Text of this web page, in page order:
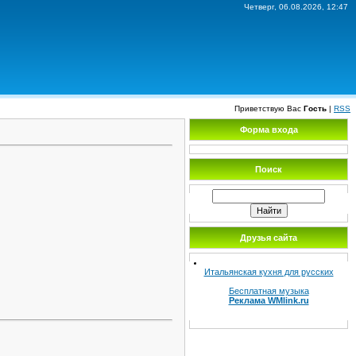
Четверг, 06.08.2026, 12:47
Приветствую Вас Гость | RSS
Форма входа
Поиск
Друзья сайта
Итальянская кухня для русских
Бесплатная музыка
Реклама WMlink.ru